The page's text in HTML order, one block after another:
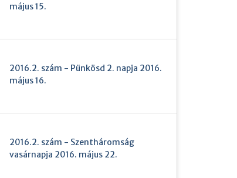
május 15.
2016.2. szám - Pünkösd 2. napja 2016.
május 16.
2016.2. szám - Szentháromság
vasárnapja 2016. május 22.